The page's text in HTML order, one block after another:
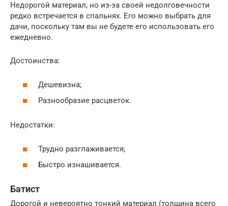
Недорогой материал, но из-за своей недолговечности
редко встречается в спальнях. Его можно выбрать для
дачи, поскольку там вы не будете его использовать его
ежедневно.
Достоинства:
Дешевизна;
Разнообразие расцветок.
Недостатки:
Трудно разглаживается;
Быстро изнашивается.
Батист
Дорогой и невероятно тонкий материал (толщина всего